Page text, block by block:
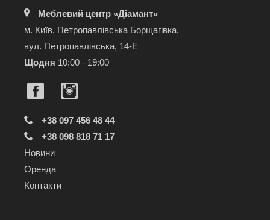
Меблевий центр «Діамант»
м. Київ, Петропавлівська Борщагівка,
вул. Петропавлівська, 14-Е
Щодня 10:00 - 19:00
+38 097 456 48 44
+38 098 818 71 17
Новини
Оренда
Контакти